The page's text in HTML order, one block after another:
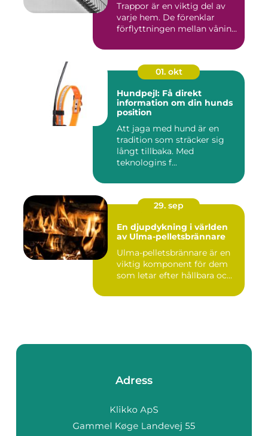
Trappor är en viktig del av
varje hem. De förenklar
förflyttningen mellan vånin...
01. okt
Hundpejl: Få direkt
information om din hunds
position
Att jaga med hund är en
tradition som sträcker sig
långt tillbaka. Med
teknologins f...
29. sep
En djupdykning i världen
av Ulma-pelletsbrännare
Ulma-pelletsbrännare är en
viktig komponent för dem
som letar efter hållbara oc...
Adress